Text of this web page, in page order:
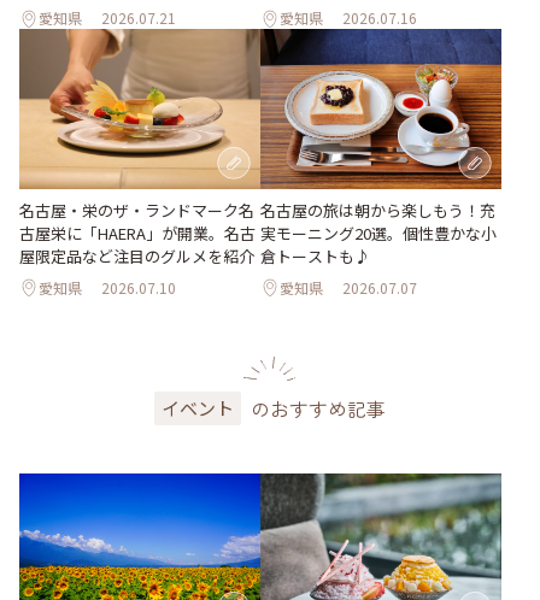
愛知県 2026.07.21 愛知県 2026.07.16
名古屋・栄のザ・ランドマーク名
古屋栄に「HAERA」が開業。名古
屋限定品など注目のグルメを紹介
愛知県 2026.07.10
名古屋の旅は朝から楽しもう！充
実モーニング20選。個性豊かな小
倉トーストも♪
愛知県 2026.07.07
イベント のおすすめ記事